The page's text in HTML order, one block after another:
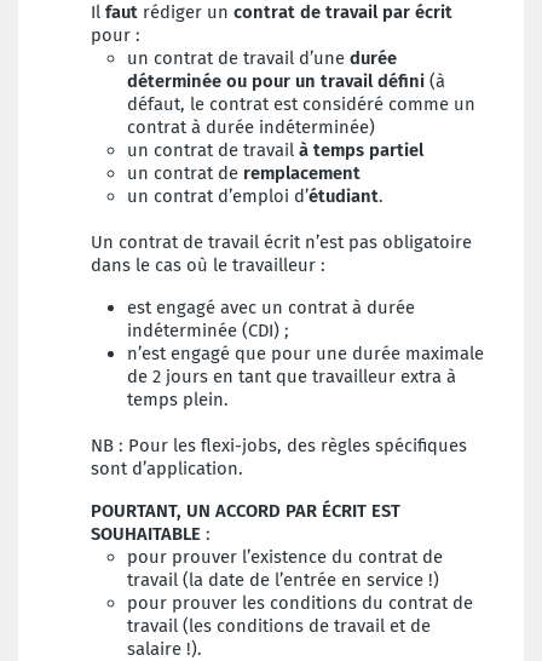
Il faut rédiger un contrat de travail par écrit
pour :
un contrat de travail d’une durée
déterminée ou pour un travail défini (à
défaut, le contrat est considéré comme un
contrat à durée indéterminée)
un contrat de travail à temps partiel
un contrat de remplacement
un contrat d’emploi d’étudiant.
Un contrat de travail écrit n’est pas obligatoire
dans le cas où le travailleur :
est engagé avec un contrat à durée
indéterminée (CDI) ;
n’est engagé que pour une durée maximale
de 2 jours en tant que travailleur extra à
temps plein.
NB : Pour les flexi-jobs, des règles spécifiques
sont d’application.
POURTANT, UN ACCORD PAR ÉCRIT EST
SOUHAITABLE :
pour prouver l’existence du contrat de
travail (la date de l’entrée en service !)
pour prouver les conditions du contrat de
travail (les conditions de travail et de
salaire !).